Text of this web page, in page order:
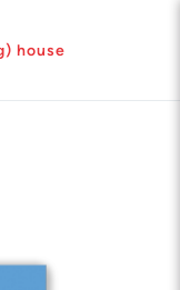
house